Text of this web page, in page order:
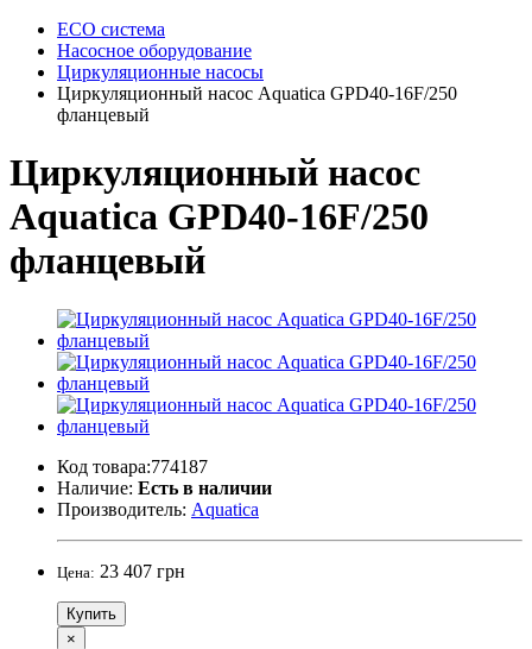
ECO система
Насосное оборудование
Циркуляционные насосы
Циркуляционный насос Aquatica GPD40-16F/250
фланцевый
Циркуляционный насос
Aquatica GPD40-16F/250
фланцевый
Код товара:774187
Наличие: Есть в наличии
Производитель: Aquatica
Цена: 23 407 грн
Купить
×